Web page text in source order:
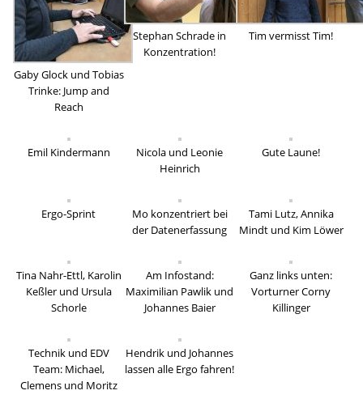
Gaby Glock und Tobias
Trinke: Jump and
Reach
Stephan Schrade in
Konzentration!
Tim vermisst Tim!
Emil Kindermann
Nicola und Leonie
Heinrich
Gute Laune!
Ergo-Sprint
Mo konzentriert bei
der Datenerfassung
Tami Lutz, Annika
Mindt und Kim Löwer
Tina Nahr-Ettl, Karolin
Keßler und Ursula
Schorle
Am Infostand:
Maximilian Pawlik und
Johannes Baier
Ganz links unten:
Vorturner Corny
Killinger
Technik und EDV
Team: Michael,
Clemens und Moritz
Hendrik und Johannes
lassen alle Ergo fahren!